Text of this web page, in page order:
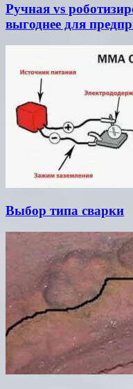
Ручная vs
выгоднее для
Выбор типа сварки